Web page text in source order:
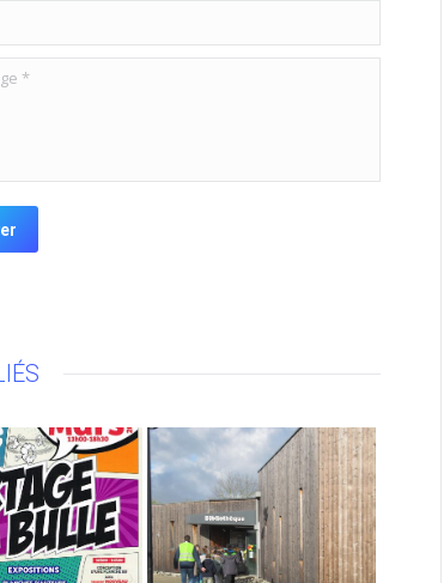
*
ta Bulle
2018
Atelier manga
CC Pont-
Château 1 – St
Gildas/Missillac